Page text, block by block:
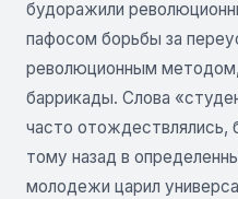
будоражили
пафосом борьбы за
революционным
баррикады. Слова
часто отождествлялись,
тому назад в
молодежи царил